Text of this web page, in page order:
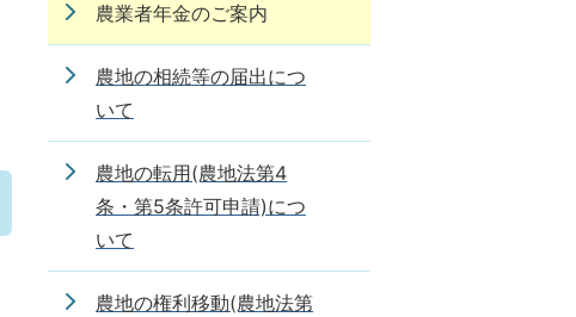
農業者年金のご案内
農地の相続等の届出につ
いて
農地の転用(農地法第4
条・第5条許可申請)につ
いて
農地の権利移動(農地法第